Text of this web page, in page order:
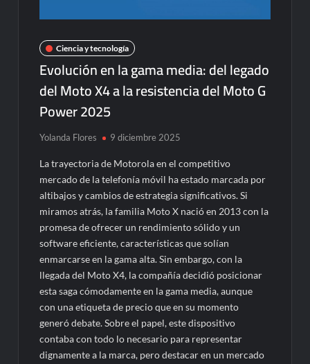
Ciencia y tecnología
Evolución en la gama media: del legado
del Moto X4 a la resistencia del Moto G
Power 2025
Yolanda Flores 9 diciembre 2025
La trayectoria de Motorola en el competitivo
mercado de la telefonía móvil ha estado marcada por
altibajos y cambios de estrategia significativos. Si
miramos atrás, la familia Moto X nació en 2013 con la
promesa de ofrecer un rendimiento sólido y un
software eficiente, características que solían
enmarcarse en la gama alta. Sin embargo, con la
llegada del Moto X4, la compañía decidió posicionar
esta saga cómodamente en la gama media, aunque
con una etiqueta de precio que en su momento
generó debate. Sobre el papel, este dispositivo
contaba con todo lo necesario para representar
dignamente a la marca, pero destacar en un mercado